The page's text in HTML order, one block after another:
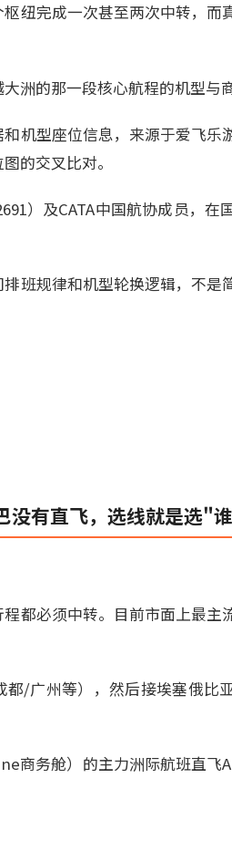
纽完成一次甚至两次中转，而
洲的那一段核心航程的机型与
机型座位信息，来源于爱飞乐
的交叉比对。
）及CATA中国航协成员，在
班规律和机型轮换逻辑，不是
有直飞，选线就是选"
都必须中转。目前市面上最主
/广州等），然后接埃塞俄比
务舱）的主力洲际航班直飞